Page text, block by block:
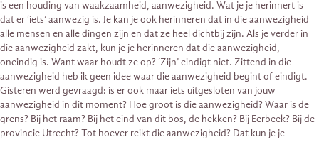
is een houding van waakzaamheid, aanwezigheid. Wat je je herinnert is
dat er ‘iets’ aanwezig is. Je kan je ook herinneren dat in die aanwezigheid
alle mensen en alle dingen zijn en dat ze heel dichtbij zijn. Als je verder in
die aanwezigheid zakt, kun je je herinneren dat die aanwezigheid,
oneindig is. Want waar houdt ze op? ‘Zijn’ eindigt niet. Zittend in die
aanwezigheid heb ik geen idee waar die aanwezigheid begint of eindigt.
Gisteren werd gevraagd: is er ook maar iets uitgesloten van jouw
aanwezigheid in dit moment? Hoe groot is die aanwezigheid? Waar is de
grens? Bij het raam? Bij het eind van dit bos, de hekken? Bij Eerbeek? Bij de
provincie Utrecht? Tot hoever reikt die aanwezigheid? Dat kun je je